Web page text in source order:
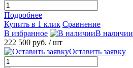
Подробнее
Купить в 1 клик Сравнение
В избранное
В наличии
222 500 руб. / шт
Оставить заявку